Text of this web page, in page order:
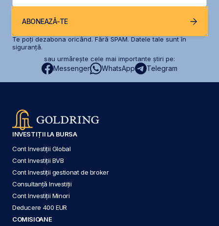
ABONEAZĂ-TE
Te poți dezabona oricând. Fără SPAM. Datele tale sunt în
siguranță.
sau urmărește cele mai importante știri pe:
Messenger WhatsApp Telegram
INVESTIȚII LA BURSA
Cont Investiții Global
Cont Investiții BVB
Cont Investiții gestionat de broker
Consultanță Investiții
Cont Investiții Minori
Deducere 400 EUR
COMISIOANE